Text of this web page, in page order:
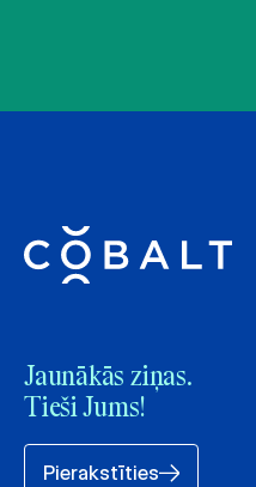
Jaunākās ziņas.
Tieši Jums!
Pierakstīties